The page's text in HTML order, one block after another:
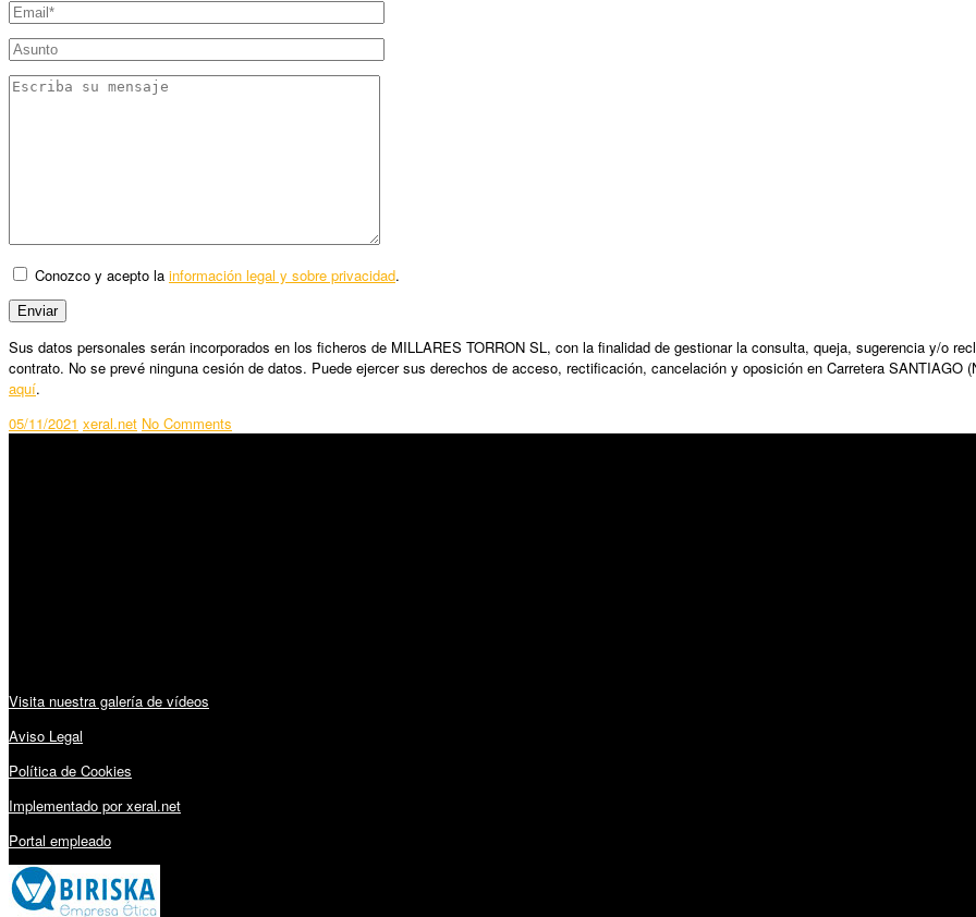
Conozco y acepto la información legal y sobre privacidad.
Sus datos personales serán incorporados en los ficheros de MILLARES TORRON SL, con la finalidad de gestionar la consulta, queja, sugerencia y/o
contrato. No se prevé ninguna cesión de datos. Puede ejercer sus derechos de acceso, rectificación, cancelación y oposición en Carretera SANTIAGO
aquí.
05/11/2021 xeral.net No Comments
Visita nuestra galería de vídeos
Aviso Legal
Política de Cookies
Implementado por xeral.net
Portal empleado